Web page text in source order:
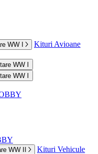
WW I
Kituri Avioane
WW I
WW I
WW II
Kituri Vehicule